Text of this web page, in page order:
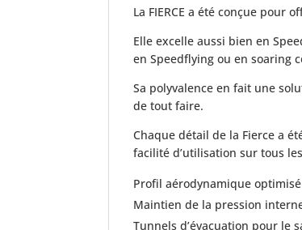
La FIERCE a été conçue pour
Elle excelle aussi bien en
en Speedflying ou en soaring
Sa polyvalence en fait une
de tout faire.
Chaque détail de la Fierce a
facilité d’utilisation sur tous
Profil aérodynamique
Maintien de la pression
Tunnels d’évacuation pour le